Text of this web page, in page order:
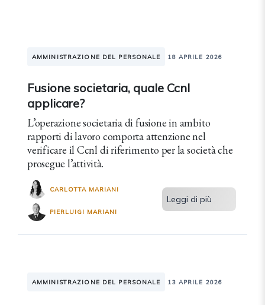
AMMINISTRAZIONE DEL PERSONALE 18 APRILE 2026
Fusione societaria, quale Ccnl
applicare?
L’operazione societaria di fusione in ambito
rapporti di lavoro comporta attenzione nel
verificare il Ccnl di riferimento per la società che
prosegue l’attività.
CARLOTTA MARIANI
PIERLUIGI MARIANI
Leggi di più
AMMINISTRAZIONE DEL PERSONALE 13 APRILE 2026